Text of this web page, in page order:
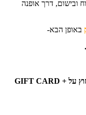
ובישום, דרך אופנה
באופן הבא-
לאחר בחירת המוצרים, במעבר לקופה יש ללחוץ על + GIFT CARD